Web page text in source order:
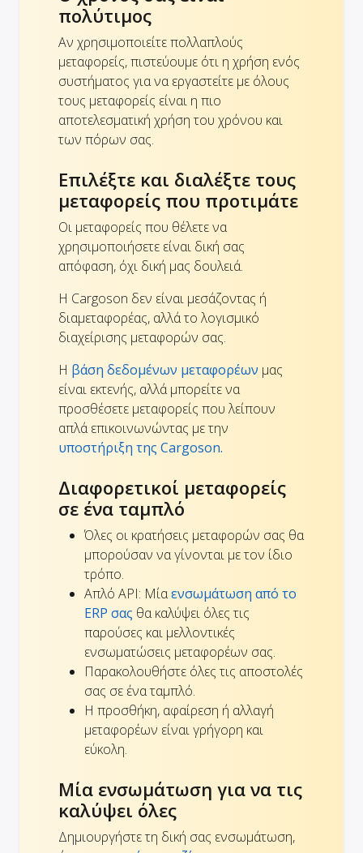
πολύτιμος
Αν χρησιμοποιείτε πολλαπλούς
μεταφορείς, πιστεύουμε ότι η χρήση ενός
συστήματος για να εργαστείτε με όλους
τους μεταφορείς είναι η πιο
αποτελεσματική χρήση του χρόνου και
των πόρων σας.
Επιλέξτε και διαλέξτε τους
μεταφορείς που προτιμάτε
Οι μεταφορείς που θέλετε να
χρησιμοποιήσετε είναι δική σας
απόφαση, όχι δική μας δουλειά.
Η Cargoson δεν είναι μεσάζοντας ή
διαμεταφορέας, αλλά το λογισμικό
διαχείρισης μεταφορών σας.
Η βάση δεδομένων μεταφορέων μας
είναι εκτενής, αλλά μπορείτε να
προσθέσετε μεταφορείς που λείπουν
απλά επικοινωνώντας με την
υποστήριξη της Cargoson.
Διαφορετικοί μεταφορείς
σε ένα ταμπλό
Όλες οι κρατήσεις μεταφορών σας θα
μπορούσαν να γίνονται με τον ίδιο
τρόπο.
Απλό API: Μίαενσωμάτωση από το
ERP σας θα καλύψει όλες τις
παρούσες και μελλοντικές
ενσωματώσεις μεταφορέων σας.
Παρακολουθήστε όλες τις αποστολές
σας σε ένα ταμπλό.
Η προσθήκη, αφαίρεση ή αλλαγή
μεταφορέων είναι γρήγορη και
εύκολη.
Μία ενσωμάτωση για να τις
καλύψει όλες
Δημιουργήστε τη δική σας ενσωμάτωση,